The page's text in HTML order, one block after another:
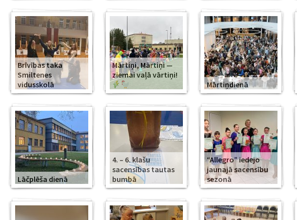
Brīvības taka
Smiltenes
vidusskolā
Mārtiņi, Mārtiņi —
ziemai vaļā vārtiņi!
Mārtiņdienā
Lāčplēša dienā
4. – 6. klašu
sacensības tautas
bumbā
“Allegro” iedejo
jaunajā sacensību
sezonā